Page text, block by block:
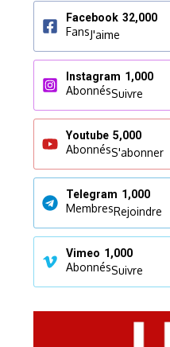
Facebook 32,000
FansJ'aime
Instagram 1,000
AbonnésSuivre
Youtube 5,000
AbonnésS'abonner
Telegram 1,000
MembresRejoindre
Vimeo 1,000
AbonnésSuivre